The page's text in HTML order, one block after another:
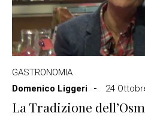
GASTRONOMIA
Domenico Liggeri
24
La Tradizione